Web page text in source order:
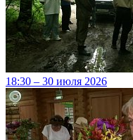
18:30 – 30 июля 2026